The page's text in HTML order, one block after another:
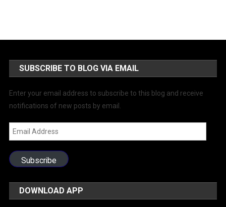
SUBSCRIBE TO BLOG VIA EMAIL
Enter your email address to subscribe to this blog and receive
notifications of new posts by email.
Email
Address
Subscribe
DOWNLOAD APP